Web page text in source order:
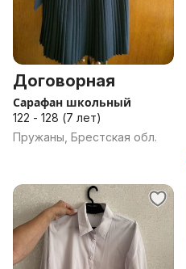
Договорная
Сарафан школьный
122 - 128 (7 лет)
Пружаны, Брестская обл.